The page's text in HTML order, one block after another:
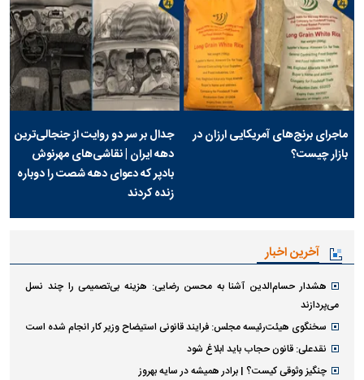
ماجرای برنج‌های آمریکایی ارزان در
بازار چیست؟
جدال بر سر دو روایت از جنجالی‌ترین
دهه ایران | نقاشی‌های مهرنوش
بادپر که دعوای دهه شصت را دوباره
زنده کردند
آخرین اخبار
هشدار حسام‌الدین آشنا به محسن رضایی: هزینه بی‌تصمیمی را چند نسل
می‌پردازند
سخنگوی هیئت‌رئیسه مجلس: فرایند قانونی استیضاح وزیر کار انجام شده است
نقدعلی: قانون حجاب باید ابلاغ شود
چنگیز وثوقی کیست؟ | برادر همیشه در سایه بهروز